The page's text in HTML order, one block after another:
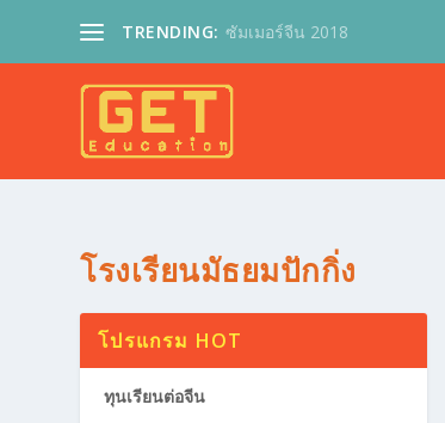
TRENDING: ซัมเมอร์จีน 2018
โรงเรียนมัธยมปักกิ่ง
โปรแกรม HOT
ทุนเรียนต่อจีน